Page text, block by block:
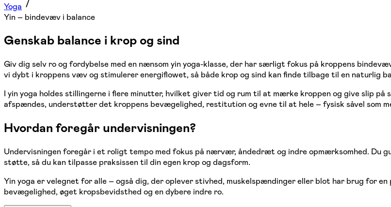
Yoga
Yin – bindevæv i balance
Genskab balance i krop og sind
Giv dig selv ro og fordybelse med en nænsom yin yoga-klasse, der har særligt fokus på kroppens
vi dybt i kroppens væv og stimulerer energiflowet, så både krop og sind kan finde tilbage til en naturlig
I yin yoga holdes stillingerne i flere minutter, hvilket giver tid og rum til at mærke kroppen og give slip
afspændes, understøtter det kroppens bevægelighed, restitution og evne til at hele – fysisk såvel som
Hvordan foregår undervisningen?
Undervisningen foregår i et roligt tempo med fokus på nærvær, åndedræt og indre opmærksomhed. Du
støtte, så du kan tilpasse praksissen til din egen krop og dagsform.
Yin yoga er velegnet for alle – også dig, der oplever stivhed, muskelspændinger eller blot har brug for
bevægelighed, øget kropsbevidsthed og en dybere indre ro.